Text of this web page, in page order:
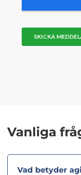
Vanliga
Vad betyder